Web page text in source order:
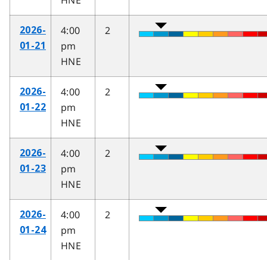
2026-
01-21
4:00
pm
HNE
2
2026-
01-22
4:00
pm
HNE
2
2026-
01-23
4:00
pm
HNE
2
2026-
01-24
4:00
pm
HNE
2